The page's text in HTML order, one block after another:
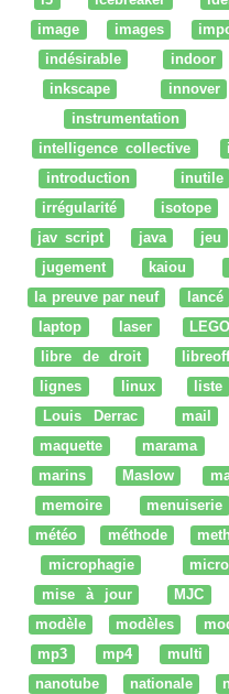
image
images
indésirable
indoor
inkscape
innover
instrumentation
intelligence collective
introduction
inutile
irrégularité
isotope
jav script
java jeu
jugement
kaiou
la preuve par neuf
lancé
laptop
laser LEGO
libre de droit
lignes
linux liste
Louis Derrac
mail
maquette
marama
marins
Maslow
memoire
menuiserie
météo
méthode
microphagie
mise à jour
MJC
modèle
modèles
mp3
mp4 multi
nanotube
nationale